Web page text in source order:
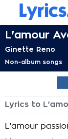
L'amour
Ginette Reno
Non-album songs
Lyrics to
L'amour